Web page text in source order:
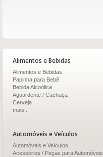
Alimentos e Bebidas
Alimentos e Bebidas
Papinha para Bebê
Bebida Alcoólica
Aguardente / Cachaça
Cerveja
mais..
Automóveis e Veículos
Automóveis e Veículos
Acessórios / Peças para Automóveis